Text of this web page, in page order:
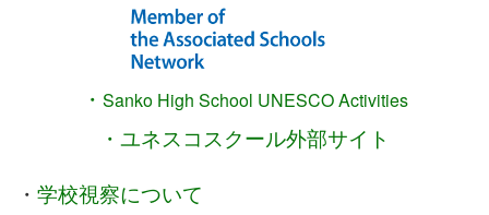
・ Sanko High School UNESCO Activities
・ユネスコスクール外部サイト
・ 学校視察について